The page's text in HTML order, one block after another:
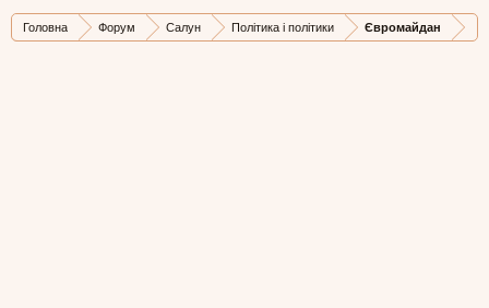
Головна Форум Салун Політика і політики Євромайдан